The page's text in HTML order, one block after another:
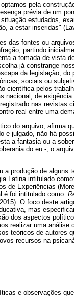
pela
prévia de um
estudados,
a estar inseridas"
das fontes ou
partindo
a tomada de vista
já constrange
da legislação,
sociais ou
científica pelos
nacional, de
nas revistas
real entre uma
do arquivo, afirma
e julgado, não há
a fantasia ou a
do eu -, o
a produção de
Latina intitulado
de Experiências
é foi intitulado como:
O foco deste
mas
dos aspectos
realizar uma
teóricos de autores
recursos na
e observações